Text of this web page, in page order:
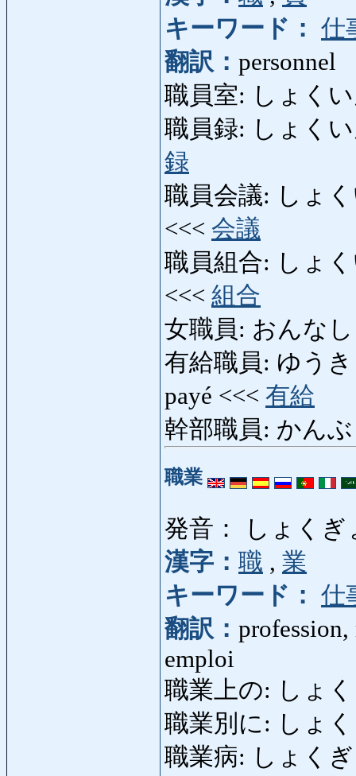
キーワード： 仕
翻訳： personnel
職員室: しょくい
職員録: しょくい
録
職員会議: しょく
<<< 会議
職員組合: しょく
<<< 組合
女職員: おんな
有給職員: ゆうき
payé <<< 有給
幹部職員: かん
職業
発音： しょくぎ
漢字： 職 , 業
キーワード： 仕
翻訳：
emploi
職業上の: しょ
職業別に: しょ
職業病: しょくぎ